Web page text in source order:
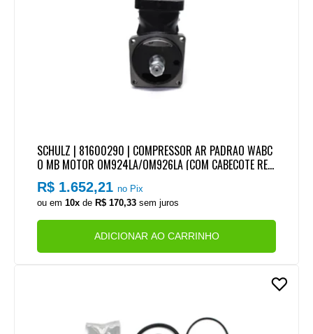
SCHULZ | 81600290 | COMPRESSOR AR PADRAO WABC
O MB MOTOR OM924LA/OM926LA (COM CABECOTE REB
AIXADO)
R$ 1.652,21no Pix
ou em10x de R$ 170,33 sem juros
ADICIONAR AO CARRINHO